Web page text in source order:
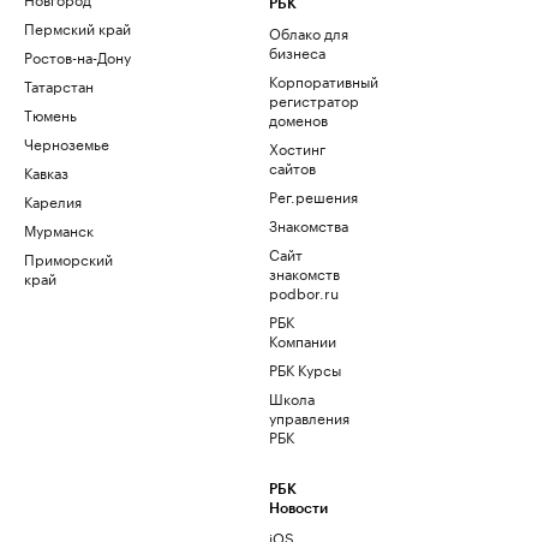
Пермский край
Ростов-на-Дону
Татарстан
Тюмень
Черноземье
Кавказ
Карелия
Мурманск
Приморский
край
РБК
Облако для
бизнеса
Корпоративный
регистратор
доменов
Хостинг
сайтов
Рег.решения
Знакомства
Сайт
знакомств
podbor.ru
РБК
Компании
РБК Курсы
Школа
управления
РБК
РБК
Новости
iOS